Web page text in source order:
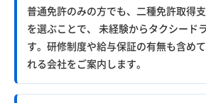
普通免許のみの方でも、二種免許取得
を選ぶことで、 未経験からタクシード
す。研修制度や給与保証の有無も含め
れる会社をご案内します。